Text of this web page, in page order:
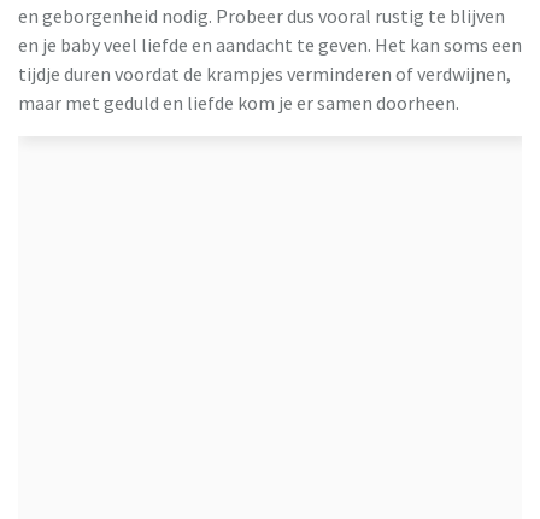
en geborgenheid nodig. Probeer dus vooral rustig te blijven
en je baby veel liefde en aandacht te geven. Het kan soms een
tijdje duren voordat de krampjes verminderen of verdwijnen,
maar met geduld en liefde kom je er samen doorheen.